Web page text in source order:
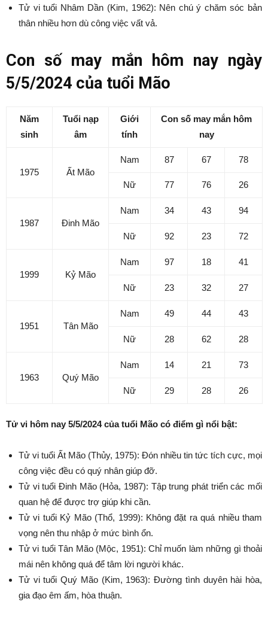
Tử vi tuổi Nhâm Dần (Kim, 1962): Nên chú ý chăm sóc bản
thân nhiều hơn dù công việc vất vả.
Con số may mắn hôm nay ngày
5/5/2024 của tuổi Mão
Năm
sinh
Tuổi nạp
âm
Giới
tính
Con số may mắn hôm
nay
1975 Ất Mão
Nam 87 67 78
Nữ 77 76 26
1987 Đinh Mão
Nam 34 43 94
Nữ 92 23 72
1999 Kỷ Mão
Nam 97 18 41
Nữ 23 32 27
1951 Tân Mão
Nam 49 44 43
Nữ 28 62 28
1963 Quý Mão
Nam 14 21 73
Nữ 29 28 26
Tử vi hôm nay 5/5/2024 của tuổi Mão có điểm gì nổi bật:
Tử vi tuổi Ất Mão (Thủy, 1975): Đón nhiều tin tức tích cực, mọi
công việc đều có quý nhân giúp đỡ.
Tử vi tuổi Đinh Mão (Hỏa, 1987): Tập trung phát triển các mối
quan hệ để được trợ giúp khi cần.
Tử vi tuổi Kỷ Mão (Thổ, 1999): Không đặt ra quá nhiều tham
vọng nên thu nhập ở mức bình ổn.
Tử vi tuổi Tân Mão (Mộc, 1951): Chỉ muốn làm những gì thoải
mái nên không quá để tâm lời người khác.
Tử vi tuổi Quý Mão (Kim, 1963): Đường tình duyên hài hòa,
gia đạo êm ấm, hòa thuận.